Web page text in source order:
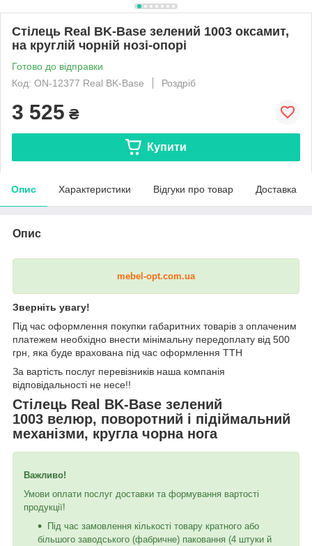
Стілець Real BK-Base зелений 1003 оксамит,
на круглій чорній нозі-опорі
Готово до відправки
Код: ON-12377 Real BK-Base
Роздріб
3 525 ₴
Купити
Опис Характеристики Відгуки про товар Доставка
Опис
mebel-opt.com.ua
Зверніть увагу!
Під час оформлення покупки габаритних товарів з оплаченим
платежем необхідно внести мінімальну передоплату від 500
грн, яка буде врахована під час оформлення ТТН
За вартість послуг перевізників наша компанія
відповідальності не несе!!
Стілець Real BK-Base зелений
1003 велюр, поворотний і підіймальний
механізми, кругла чорна нога
Важливо!
Умови оплати послуг доставки та формування вартості
продукції!
Під час замовлення кількості товару кратного або
більшого заводського (фабричне) паковання (4 штуки й